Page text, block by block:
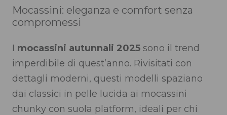
Mocassini: eleganza e comfort senza
compromessi
I mocassini autunnali 2025 sono il trend
imperdibile di quest’anno. Rivisitati con
dettagli moderni, questi modelli spaziano
dai classici in pelle lucida ai mocassini
chunky con suola platform, ideali per chi